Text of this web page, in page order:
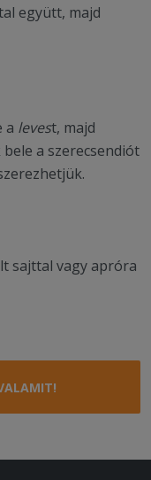
együtt, majd
a levest, majd
a szerecsendiót
sajttal vagy apróra